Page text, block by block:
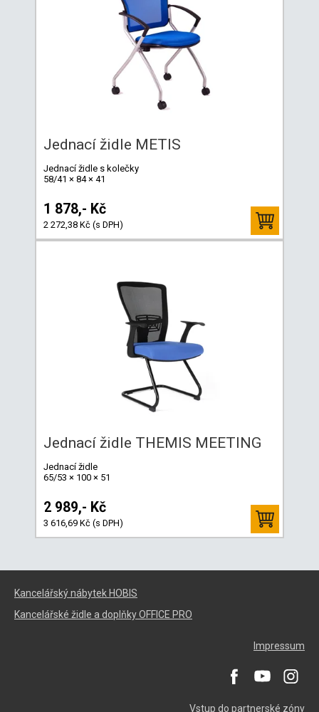
Jednací židle METIS
Jednací židle s kolečky
58/41 × 84 × 41
1 878,- Kč
2 272,38 Kč (s DPH)
Jednací židle THEMIS MEETING
Jednací židle
65/53 × 100 × 51
2 989,- Kč
3 616,69 Kč (s DPH)
Kancelářský nábytek HOBIS
Kancelářské židle a doplňky OFFICE PRO
Impressum
Vstup do partnerské zóny